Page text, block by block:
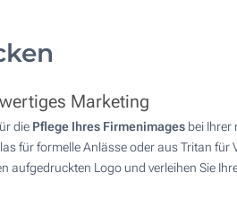
Marketing
die Pflege Ihres Firmenimages bei Ihrer
für formelle Anlässe oder aus Tritan
aufgedruckten Logo und verleihen Sie